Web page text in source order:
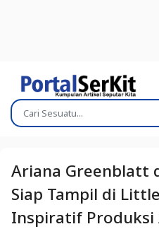
Ariana Greenblatt
Siap Tampil di
Inspiratif Produksi